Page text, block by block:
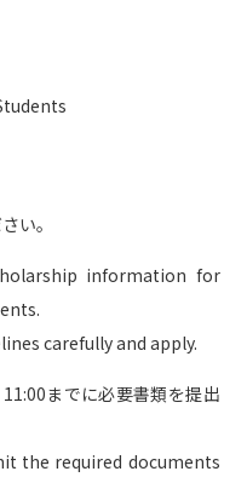
い。
information for
carefully and apply.
までに必要書類を提出
the required documents